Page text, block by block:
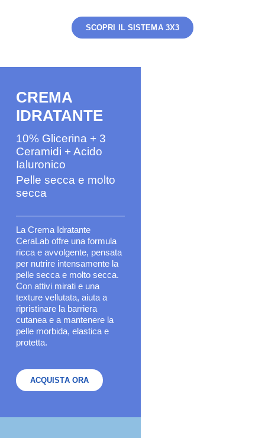
SCOPRI IL SISTEMA 3X3
CREMA
IDRATANTE
10% Glicerina + 3
Ceramidi + Acido
Ialuronico
Pelle secca e molto
secca
La Crema Idratante
CeraLab offre una formula
ricca e avvolgente, pensata
per nutrire intensamente la
pelle secca e molto secca.
Con attivi mirati e una
texture vellutata, aiuta a
ripristinare la barriera
cutanea e a mantenere la
pelle morbida, elastica e
protetta.
ACQUISTA ORA